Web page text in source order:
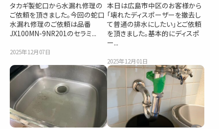
タカギ製蛇口から水漏れ修理の
ご依頼を頂きました。今回の蛇口
水漏れ修理のご依頼は品番
JX100MN-9NR201のセラミ...
2025年12月07日
本日は広島市中区のお客様から
「壊れたディスポーザーを撤去し
て普通の排水にしたい」とご依頼
を頂きました。基本的にディスポ
ー...
2025年12月01日